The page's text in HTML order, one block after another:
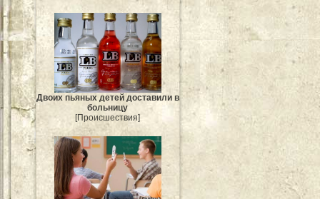
Двоих пьяных детей доставили в
больницу
[Происшествия]